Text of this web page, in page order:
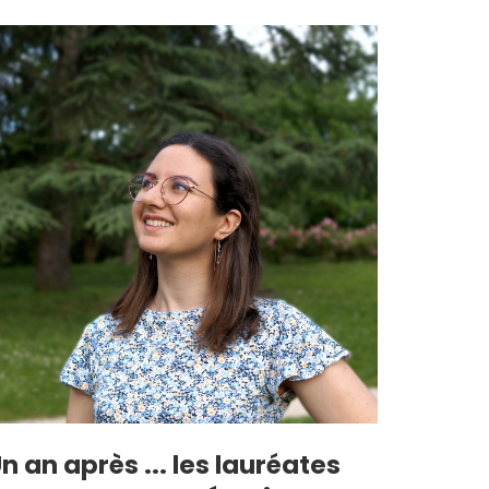
an après ... les lauréates